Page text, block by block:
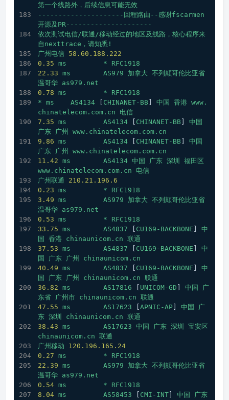
第一个线路外，后续信息可能无效
---------------------回程路由--感谢fscarmen
开源及PR---------------------
依次测试电信/联通/移动经过的地区及线路，核心程序来
自nexttrace，请知悉!
广州电信 58.60 .188 .222
0.35 ms *
RFC1918
22.33 ms AS979 加拿大 不列颠哥伦比亚省
温哥华 as979.net
0.78 ms *
RFC1918
* ms AS4134 CHINANET-BB 中国 香港 www.
chinatelecom.com.cn
电信
7.35 ms AS4134 CHINANET-BB
中国
广东 广州
www.chinatelecom.com.cn
9.86 ms AS4134 CHINANET-BB
中国
广东 广州
www.chinatelecom.com.cn
11.42 ms AS4134 中国 广东 深圳
福田区
www.chinatelecom.com.cn
电信
广州联通
210.21 .196 .6
0.23 ms *
RFC1918
3.49 ms AS979 加拿大 不列颠哥伦比亚省
温哥华 as979.net
0.53 ms *
RFC1918
33.75 ms AS4837 CU169-BACKBONE
中
国
香港 chinaunicom.cn 联通
37.53 ms AS4837 CU169-BACKBONE
中
国
广东 广州
chinaunicom.cn
40.49 ms AS4837 CU169-BACKBONE
中
国
广东 广州 chinaunicom.cn 联通
36.82 ms AS17816 UNICOM-GD 中国
广
东省 广州市 chinaunicom.cn 联通
47.55 ms AS17623 APNIC-AP 中国
广
东 深圳 chinaunicom.cn 联通
38.43 ms AS17623 中国 广东 深圳
宝安区
chinaunicom.cn 联通
广州移动
120.196 .165 .24
0.27 ms *
RFC1918
22.39 ms AS979 加拿大 不列颠哥伦比亚省
温哥华 as979.net
0.54 ms *
RFC1918
8.04 ms AS58453 CMI-INT 中国
广东